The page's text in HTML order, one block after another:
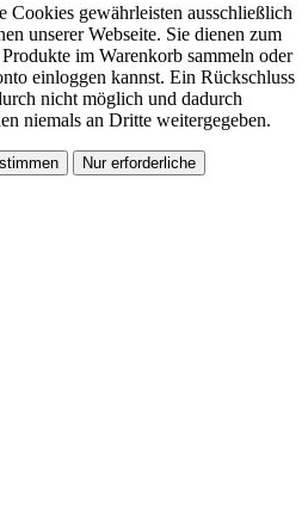
Cookies gewährleisten ausschließlich
unserer Webseite. Sie dienen zum
im Warenkorb sammeln oder
einloggen kannst. Ein Rückschluss
nicht möglich und dadurch
niemals an Dritte weitergegeben.
Nur erforderliche